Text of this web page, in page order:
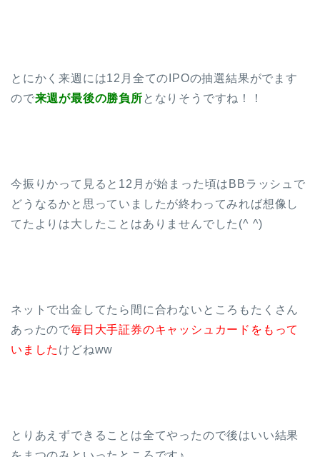
とにかく来週には12月全てのIPOの抽選結果がでます
ので来週が最後の勝負所 となりそうですね！！
今振りかって見ると12月が始まった頃はBBラッシュで
どうなるかと思っていましたが終わってみれば想像し
てたよりは大したことはありませんでした(^ ^)
ネットで出金してたら間に合わないところもたくさん
あったので毎日大手証券のキャッシュカードをもって
いました けどねww
とりあえずできることは全てやったので後はいい結果